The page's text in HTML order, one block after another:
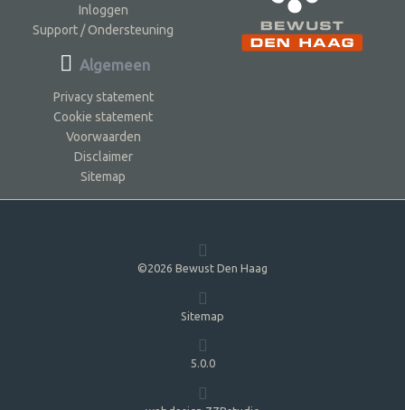
Inloggen
Support / Ondersteuning
Algemeen
Privacy statement
Cookie statement
Voorwaarden
Disclaimer
Sitemap
©2026 Bewust Den Haag
Sitemap
5.0.0